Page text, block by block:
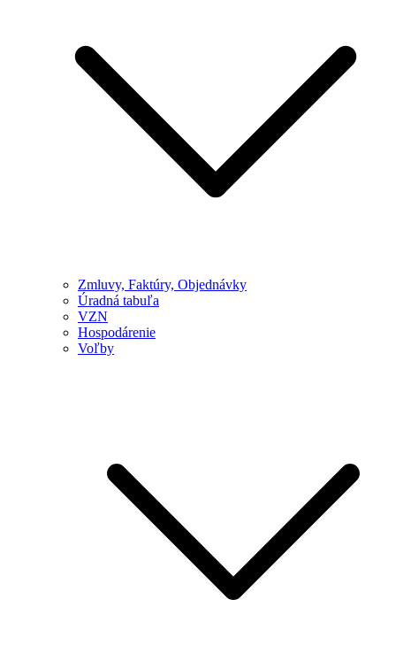
Zmluvy, Faktúry, Objednávky
Úradná tabuľa
VZN
Hospodárenie
Voľby